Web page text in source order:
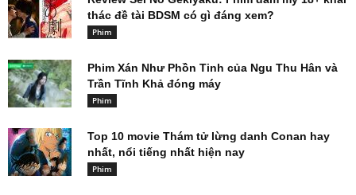
thác đề tài BDSM có gì đáng xem?
Phim
Phim Xán Như Phồn Tinh của Ngu Thu Hân và
Trần Tĩnh Khả đóng máy
Phim
Top 10 movie Thám tử lừng danh Conan hay
nhất, nổi tiếng nhất hiện nay
Phim